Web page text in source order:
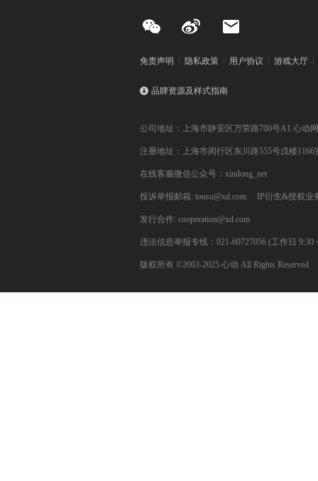
免责声明 隐私政策 用户协议 游戏大厅
品牌资源及样式指南
公司地址：上海市静安区万荣路700号A1 心动
注册地址：上海市闵行区东川路555号戊楼1166
在线客服微信公众号：xindong_net
投诉举报邮箱: tousu@xd.com IP衍生&授权业
发行合作: cooperation@xd.com
违法信息举报专线：021-60727056 (工作日 9:30
版权所有 ©2003-2025 心动 All Rights Reserved